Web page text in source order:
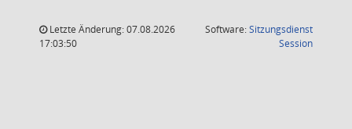
Letzte Änderung: 07.08.2026
17:03:50
Software:Sitzungsdienst
Session(Wird in